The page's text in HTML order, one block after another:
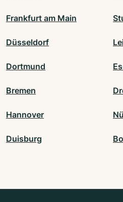
Frankfurt am Main
Düsseldorf
Dortmund
Bremen
Hannover
Duisburg